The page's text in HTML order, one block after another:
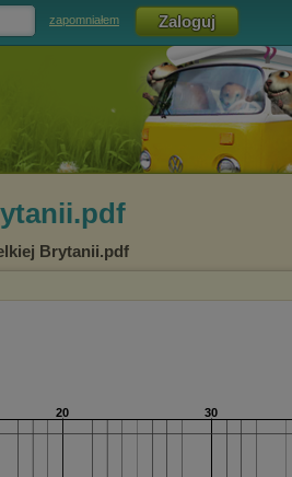
zapomniałem
Brytanii.pdf